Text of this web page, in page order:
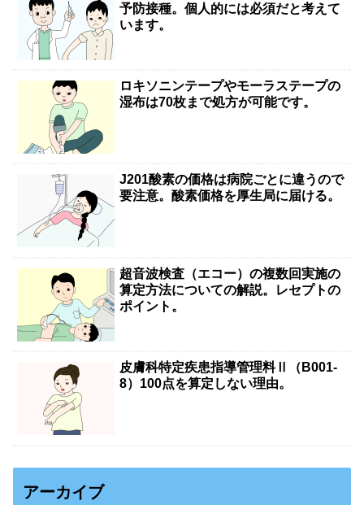
予防接種。個人的には必須だと考えて
います。
ロキソニンテープやモーラステープの
湿布は70枚まで処方が可能です。
J201酸素の価格は病院ごとに違うので
要注意。酸素価格を厚生局に届ける。
超音波検査（エコー）の複数回実施の
算定方法についての解説。レセプトの
ポイント。
皮膚科特定疾患指導管理料Ⅱ（B001-
8）100点を算定しない理由。
アーカイブ